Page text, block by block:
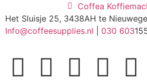
Coffea
Het Sluisje 25, 3438AH te
Info@coffeesupplies.nl
030 603